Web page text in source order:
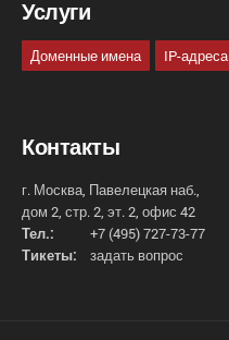
Услуги
Доменные имена IP-адреса
Контакты
г. Москва, Павелецкая наб.,
дом 2, стр. 2, эт. 2, офис 42
Тел.:
+7 (495) 727-73-77
Тикеты:
задать вопрос